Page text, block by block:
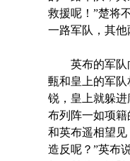
救援呢！”楚将
一路军队，其他
英布的军队
甀和皇上的军
锐，皇上就躲
布列阵一如项籍
和英布遥相望
造反呢？”英布